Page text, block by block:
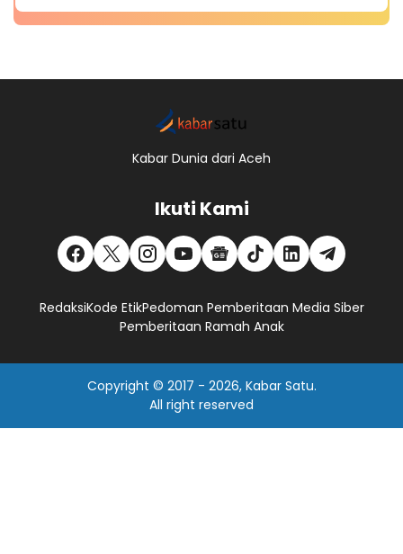
Kabar Dunia dari Aceh
Ikuti Kami
RedaksiKode EtikPedoman Pemberitaan Media Siber
Pemberitaan Ramah Anak
Copyright © 2017 - 2026, Kabar Satu.
All right reserved